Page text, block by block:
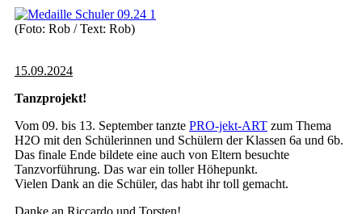
(Foto: Rob / Text: Rob)
15.09.2024
Tanzprojekt!
Vom 09. bis 13. September tanzte PRO-jekt-ART zum Thema
H2O mit den Schülerinnen und Schülern der Klassen 6a und 6b.
Das finale Ende bildete eine auch von Eltern besuchte
Tanzvorführung. Das war ein toller Höhepunkt.
Vielen Dank an die Schüler, das habt ihr toll gemacht.
Danke an Riccardo und Torsten!